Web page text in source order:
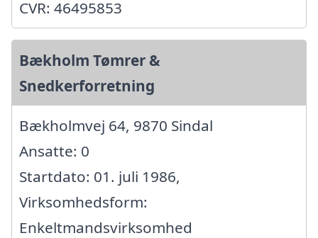
CVR: 46495853
Bækholm Tømrer &
Snedkerforretning
Bækholmvej 64, 9870 Sindal
Ansatte: 0
Startdato: 01. juli 1986,
Virksomhedsform:
Enkeltmandsvirksomhed